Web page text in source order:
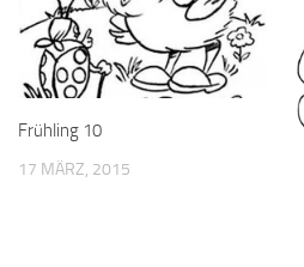
Frühling 10
17 MÄRZ, 2015